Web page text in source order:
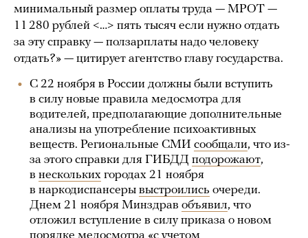
минимальный размер оплаты труда — МРОТ —
11 280 рублей <…> пять тысяч если нужно отдать
за эту справку — ползарплаты надо человеку
отдать?» — цитирует агентство главу государства.
С 22 ноября в России должны были вступить
в силу новые правила медосмотра для
водителей, предполагающие дополнительные
анализы на употребление психоактивных
веществ. Региональные СМИ сообщали, что из-
за этого справки для ГИБДД подорожают,
в нескольких городах 21 ноября
в наркодиспансеры выстроились очереди.
Днем 21 ноября Минздрав объявил, что
отложил вступление в силу приказа о новом